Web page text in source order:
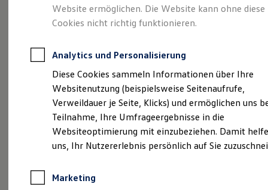
Elektroauto Leasing
Kleinwagen-Leasing
Leasing ohne Anzahlung
Autokredit mit Schlussrate
Versicherungen und Garantien
Kfz-Versicherung
Restschuldversicherungen
Garantien
Wartungsverträge
Geschäftskunden
Professional Class bei Volkswagen
Großkunden
Behörden
Anpfiff zum Gewinn
individuell wie Sie
Website ermöglichen. Die Website kann ohne diese
Cookies nicht richtig funktionieren.
Analytics und Personalisierung
Diese Cookies sammeln Informationen über Ihre
Websitenutzung (beispielsweise Seitenaufrufe,
Verweildauer je Seite, Klicks) und ermöglichen uns
Teilnahme, Ihre Umfrageergebnisse in die
Websiteoptimierung mit einzubeziehen. Damit
uns, Ihr Nutzererlebnis persönlich auf Sie
Marketing